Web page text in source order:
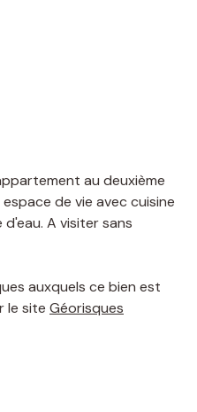
au deuxième
de vie avec cuisine
A visiter sans
auxquels ce bien est
le site Géorisques